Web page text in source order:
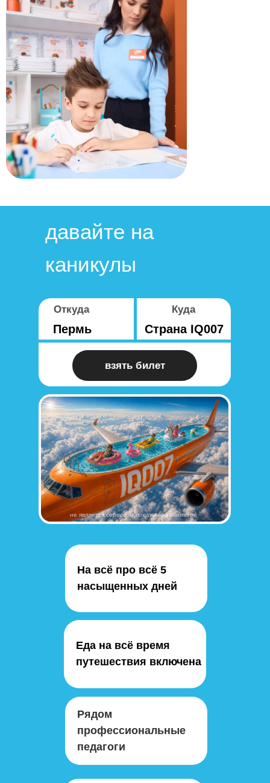
давайте на
каникулы
Пермь Страна IQ007
Откуда Куда
взять билет
На всё про всё 5
насыщенных дней
Еда на всё время
путешествия включена
Рядом
профессиональные
педагоги
не является сервисом покупки авиабилетов